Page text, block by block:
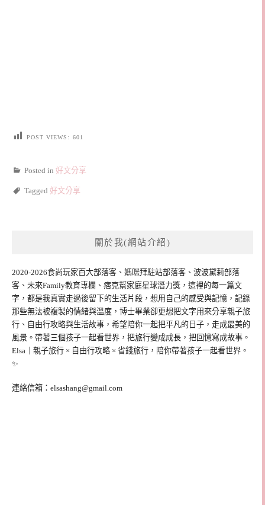
POST VIEWS: 601
Posted in 好文分享
Tagged 好文分享
關於我(網站介紹)
2020-2026食尚玩家百大部落客、媽咪拜駐站部落客、波波黛莉部落
客、未來Family教育專欄、痞克幫家庭星球潛力獎，這裡的每一篇文
字，都是我真實走過後留下的生活片段，想用自己的感受與記憶，記錄
那些無法被複製的情緒與溫度，博士畢業卻更想把文字用來分享親子旅
行、自由行攻略與生活故事，希望陪你一起把平凡的日子，走成最美的
風景。帶著三個孩子一起看世界，把旅行變成成長，把回憶寫成故事。
Elsa｜親子旅行 × 自由行攻略 × 省錢旅行，陪你帶著孩子一起看世界。
✨
連絡信箱： elsashang@gmail.com